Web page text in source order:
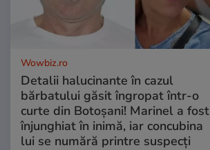
Wowbiz.ro
Detalii halucinante în cazul
bărbatului găsit îngropat într-o
curte din Botoșani! Marinel a fost
înjunghiat în inimă, iar concubina
lui se numără printre suspecți